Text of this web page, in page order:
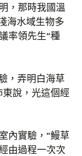
，那時我國溫
海水域生物多
率領先生“種
，弄明白海草
東說，光這個經
內實驗，“鰻草
由過程一次次